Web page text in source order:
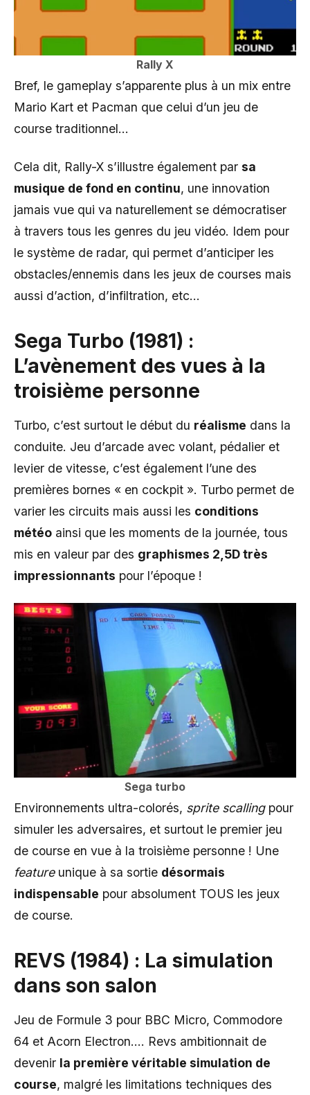
Rally X
Bref, le gameplay s’apparente plus à un mix entre
Mario Kart et Pacman que celui d’un jeu de
course traditionnel…
Cela dit, Rally-X s’illustre également par sa
musique de fond en continu, une innovation
jamais vue qui va naturellement se démocratiser
à travers tous les genres du jeu vidéo. Idem pour
le système de radar, qui permet d’anticiper les
obstacles/ennemis dans les jeux de courses mais
aussi d’action, d’infiltration, etc…
Sega Turbo (1981) :
L’avènement des vues à la
troisième personne
Turbo, c’est surtout le début du réalisme dans la
conduite. Jeu d’arcade avec volant, pédalier et
levier de vitesse, c’est également l’une des
premières bornes « en cockpit ». Turbo permet de
varier les circuits mais aussi les conditions
météo ainsi que les moments de la journée, tous
mis en valeur par des graphismes 2,5D très
impressionnants pour l’époque !
Sega turbo
Environnements ultra-colorés, sprite scalling pour
simuler les adversaires, et surtout le premier jeu
de course en vue à la troisième personne ! Une
featureunique à sa sortie désormais
indispensable pour absolument TOUS les jeux
de course.
REVS (1984) : La simulation
dans son salon
Jeu de Formule 3 pour BBC Micro, Commodore
64 et Acorn Electron…. Revs ambitionnait de
devenir la première véritable simulation de
course, malgré les limitations techniques des